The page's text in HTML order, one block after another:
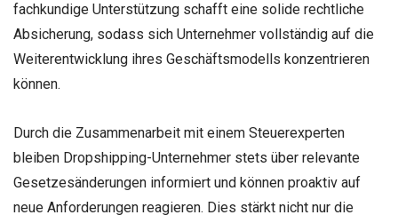
fachkundige Unterstützung schafft eine solide rechtliche
Absicherung, sodass sich Unternehmer vollständig auf die
Weiterentwicklung ihres Geschäftsmodells konzentrieren
können.
Durch die Zusammenarbeit mit einem Steuerexperten
bleiben Dropshipping-Unternehmer stets über relevante
Gesetzesänderungen informiert und können proaktiv auf
neue Anforderungen reagieren. Dies stärkt nicht nur die